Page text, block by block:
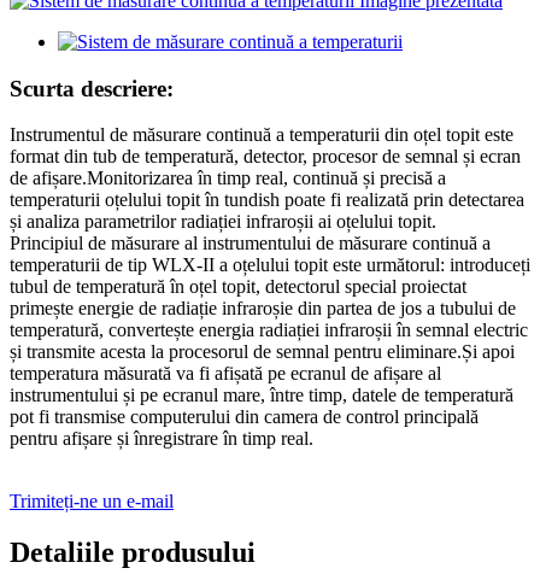
Scurta descriere:
Instrumentul de măsurare continuă a temperaturii din oțel topit este
format din tub de temperatură, detector, procesor de semnal și ecran
de afișare.Monitorizarea în timp real, continuă și precisă a
temperaturii oțelului topit în tundish poate fi realizată prin detectarea
și analiza parametrilor radiației infraroșii ai oțelului topit.
Principiul de măsurare al instrumentului de măsurare continuă a
temperaturii de tip WLX-II a oțelului topit este următorul: introduceți
tubul de temperatură în oțel topit, detectorul special proiectat
primește energie de radiație infraroșie din partea de jos a tubului de
temperatură, convertește energia radiației infraroșii în semnal electric
și transmite acesta la procesorul de semnal pentru eliminare.Și apoi
temperatura măsurată va fi afișată pe ecranul de afișare al
instrumentului și pe ecranul mare, între timp, datele de temperatură
pot fi transmise computerului din camera de control principală
pentru afișare și înregistrare în timp real.
Trimiteți-ne un e-mail
Detaliile produsului